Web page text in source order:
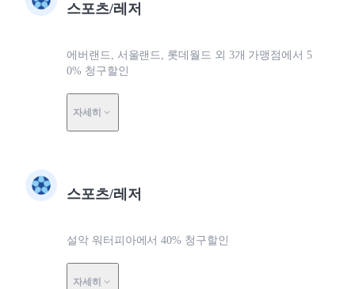
스포츠/레저
에버랜드, 서울랜드, 롯데월드 외 3개 가맹점에서 5
0% 청구할인
자세히
스포츠/레저
설악 워터피아에서 40% 청구할인
자세히